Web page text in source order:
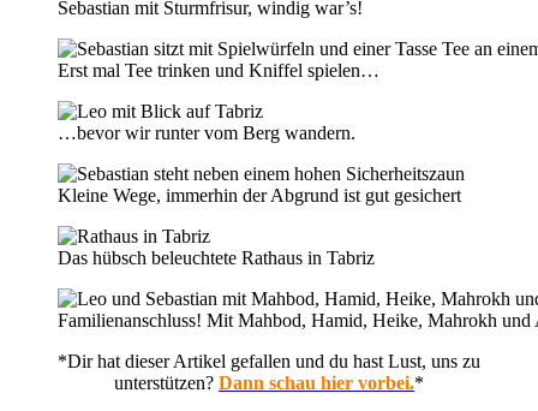
Sebastian mit Sturmfrisur, windig war’s!
Erst mal Tee trinken und Kniffel spielen…
…bevor wir runter vom Berg wandern.
Kleine Wege, immerhin der Abgrund ist gut gesichert
Das hübsch beleuchtete Rathaus in Tabriz
Familienanschluss! Mit Mahbod, Hamid, Heike, Mahrokh
*Dir hat dieser Artikel gefallen und du hast Lust, uns zu
unterstützen? Dann schau hier vorbei.*